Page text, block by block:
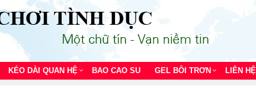
KÉO DÀI QUAN HỆ BAO CAO SU GEL BÔI TRƠN LIÊN HỆ